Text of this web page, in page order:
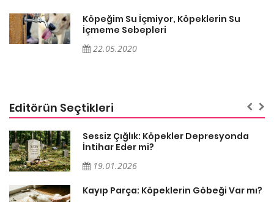
Köpeğim Su İçmiyor, Köpeklerin Su
İçmeme Sebepleri
22.05.2020
Editörün Seçtikleri
Sessiz Çığlık: Köpekler Depresyonda
İntihar Eder mi?
19.01.2026
Kayıp Parça: Köpeklerin Göbeği Var mı?